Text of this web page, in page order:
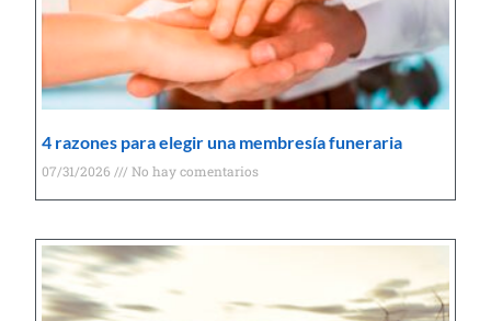
4 razones para elegir una membresía funeraria
07/31/2026 No hay comentarios